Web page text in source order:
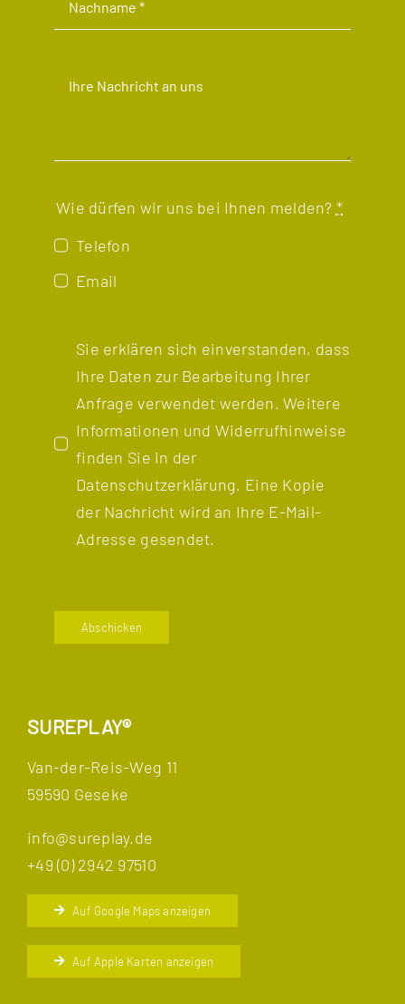
Wie dürfen wir uns bei Ihnen melden? *
Telefon
Email
Sie erklären sich einverstanden, dass
Ihre Daten zur Bearbeitung Ihrer
Anfrage verwendet werden. Weitere
Informationen und Widerrufhinweise
finden Sie in der
Datenschutzerklärung. Eine Kopie
der Nachricht wird an Ihre E-Mail-
Adresse gesendet.
Abschicken
SUREPLAY®
Van-der-Reis-Weg 11
59590 Geseke
info@sureplay.de
+49 (0) 2942 97510
Auf Google Maps anzeigen
Auf Apple Karten anzeigen